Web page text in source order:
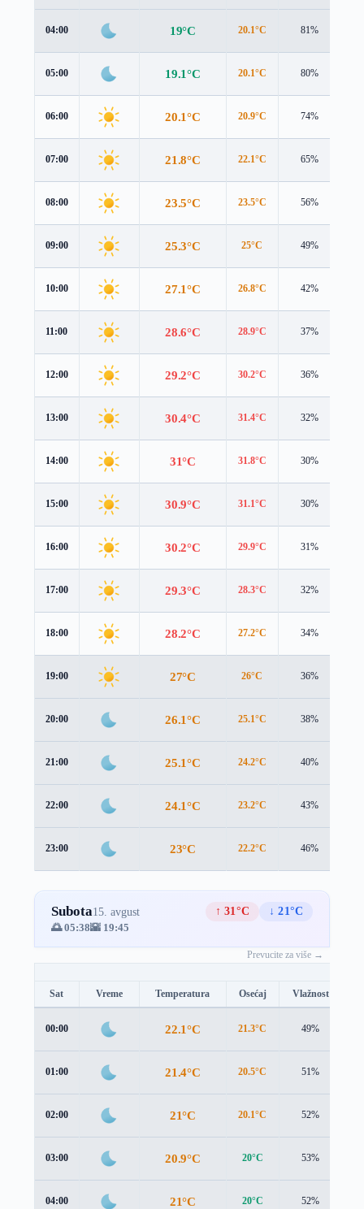
04:00 19°C 20.1°C 81%
05:00 19.1°C 20.1°C 80%
06:00 20.1°C 20.9°C 74%
07:00 21.8°C 22.1°C 65%
08:00 23.5°C 23.5°C 56%
09:00 25.3°C 25°C 49%
10:00 27.1°C 26.8°C 42%
11:00 28.6°C 28.9°C 37%
12:00 29.2°C 30.2°C 36%
13:00 30.4°C 31.4°C 32%
14:00 31°C 31.8°C 30%
15:00 30.9°C 31.1°C 30%
16:00 30.2°C 29.9°C 31%
17:00 29.3°C 28.3°C 32%
18:00 28.2°C 27.2°C 34%
19:00 27°C 26°C 36%
20:00 26.1°C 25.1°C 38%
21:00 25.1°C 24.2°C 40%
22:00 24.1°C 23.2°C 43%
23:00 23°C 22.2°C 46%
Subota15. avgust ↑ 31°C
↓ 21°C
🌅 05:38🌇 19:45
Prevucite za više →
Sat Vreme Temperatura Osećaj Vlažnost
00:00 22.1°C 21.3°C 49%
01:00 21.4°C 20.5°C 51%
02:00 21°C 20.1°C 52%
03:00 20.9°C 20°C 53%
04:00 21°C 20°C 52%